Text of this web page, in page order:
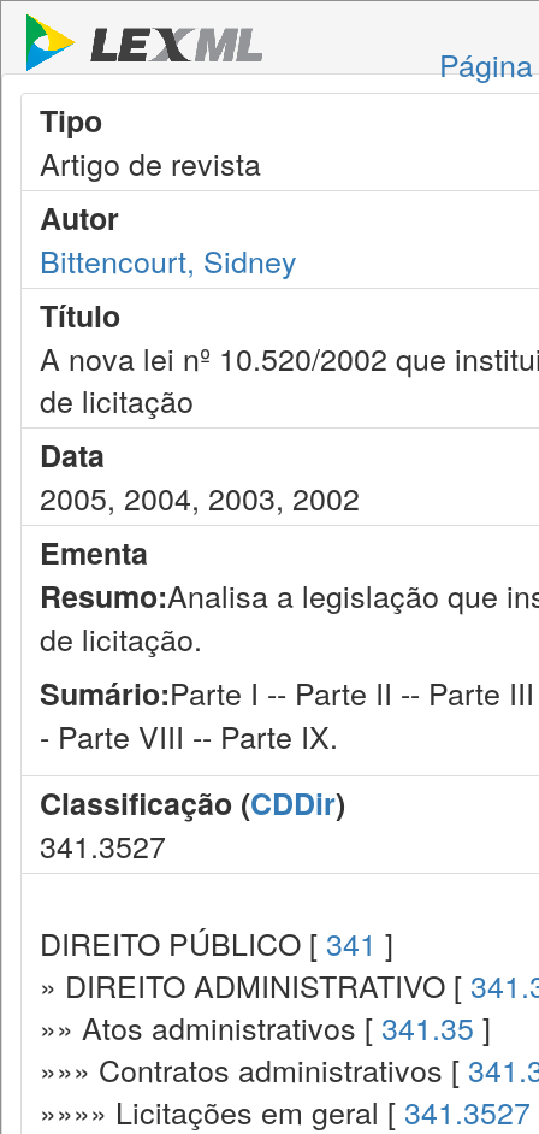
Tipo
Artigo de revista
Autor
Bittencourt, Sidney
Título
A nova lei nº 10.520/2002 que
de licitação
Data
2005, 2004, 2003, 2002
Ementa
Resumo:Analisa a legislação que
de licitação.
Sumário:Parte I -- Parte II -- Parte
- Parte VIII -- Parte IX.
Classificação (CDDir)
341.3527
DIREITO PÚBLICO [ 341 ]
» DIREITO ADMINISTRATIVO [
»» Atos administrativos [ 341.35 ]
»»» Contratos administrativos [
»»»» Licitações em geral [ 341.3527